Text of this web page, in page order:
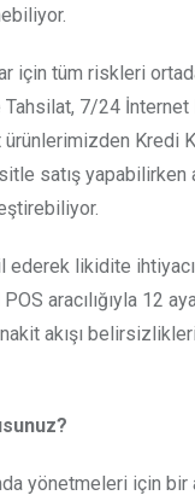
için tüm riskleri
7/24 İnternet
Kredi
satış yapabilirken
ederek likidite
aracılığıyla 12
akışı
yönetmeleri için bir